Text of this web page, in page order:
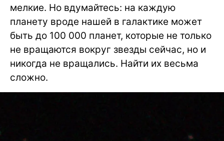
мелкие. Но вдумайтесь: на каждую
планету вроде нашей в галактике может
быть до 100 000 планет, которые не только
не вращаются вокруг звезды сейчас, но и
никогда не вращались. Найти их весьма
сложно.